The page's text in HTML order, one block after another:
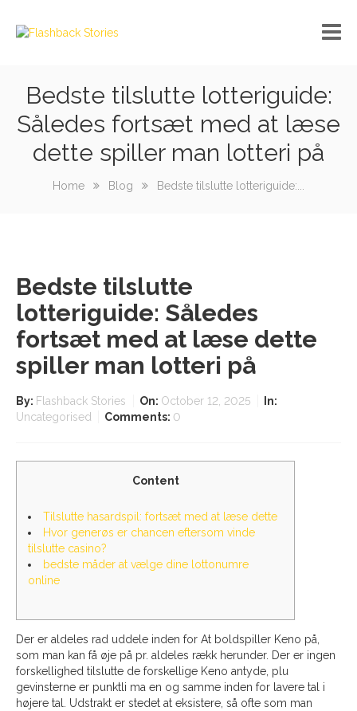
Bedste tilslutte lotteriguide:
Således fortsæt med at læse
dette spiller man lotteri på
Home Blog Bedste tilslutte lotteriguide:...
Bedste tilslutte
lotteriguide: Således
fortsæt med at læse dette
spiller man lotteri på
By: Flashback Stories On: October 12, 2025
In:
Uncategorised
Comments: 0
Content
Tilslutte hasardspil: fortsæt med at læse dette
Hvor generøs er chancen eftersom vinde
tilslutte casino?
bedste måder at vælge dine lottonumre
online
Der er aldeles rad uddele inden for At boldspiller Keno på,
som man kan få øje på pr. aldeles rækk herunder. Der er ingen
forskellighed tilslutte de forskellige Keno antyde, plu
gevinsterne er punktli ma en og samme inden for lavere tal i
højere tal. Udstrakt er stedet at eksistere, så ofte som man